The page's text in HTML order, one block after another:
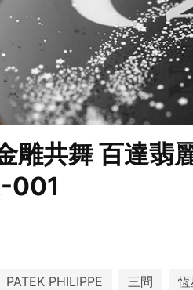
雕共舞 百達翡
001
PATEK PHILIPPE 三問